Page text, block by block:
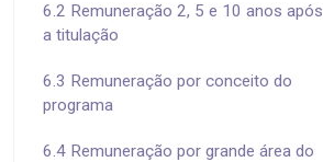
6.2 Remuneração 2, 5 e 10 anos após
a titulação
6.3 Remuneração por conceito do
programa
6.4 Remuneração por grande área do